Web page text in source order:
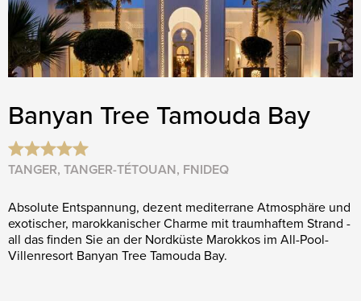
Banyan Tree Tamouda Bay
TANGER, TANGER-TÉTOUAN, FNIDEQ
Absolute Entspannung, dezent mediterrane Atmosphäre und
exotischer, marokkanischer Charme mit traumhaftem Strand -
all das finden Sie an der Nordküste Marokkos im All-Pool-
Villenresort Banyan Tree Tamouda Bay.